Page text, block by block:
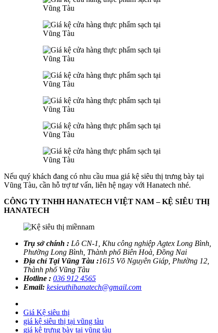
Nếu quý khách đang có nhu cầu mua giá kệ siêu thị trưng bày tại
Vũng Tàu, cần hỗ trợ tư vấn, liên hệ ngay với Hanatech nhé.
CÔNG TY TNHH HANATECH VIỆT NAM – KỆ SIÊU THỊ
HANATECH
Trụ sở chính : Lô CN-1, Khu công nghiệp Agtex Long Bình,
Phường Long Bình, Thành phố Biên Hoà, Đồng Nai
Địa chỉ Tại Vũng Tàu :1615 Võ Nguyên Giáp, Phường 12,
Thành phố Vũng Tàu
Hotline : 036 912 4565
Email: kesieuthihanatech@gmail.com
Giá Kệ siêu thị
giá kệ siêu thị tại vũng tàu
giá kệ trưng bày tại vũng tàu